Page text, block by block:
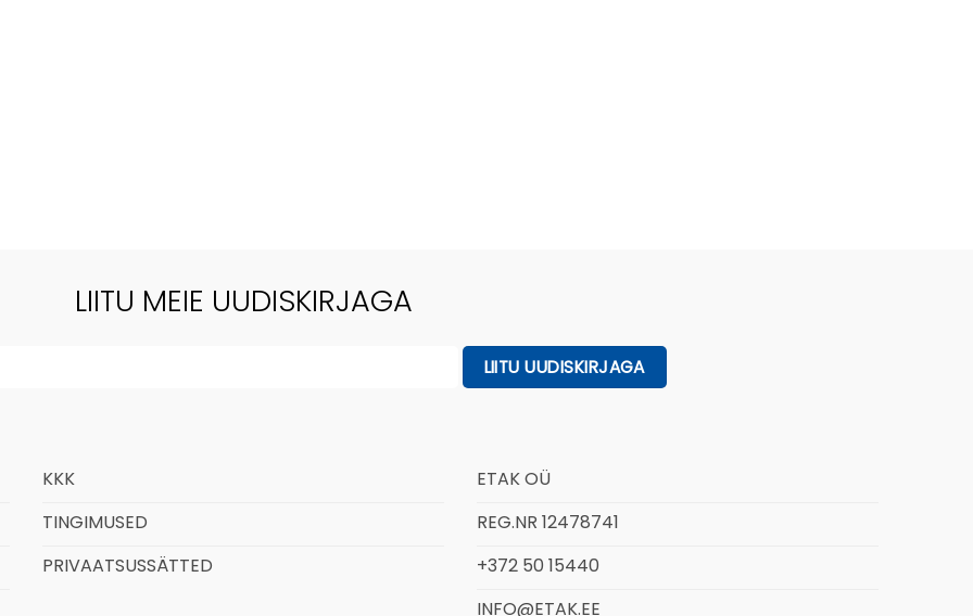
LIITU MEIE UUDISKIRJAGA
KKK
TINGIMUSED
PRIVAATSUSSÄTTED
ETAK OÜ
REG.NR 12478741
+372 50 15440
INFO@ETAK.EE